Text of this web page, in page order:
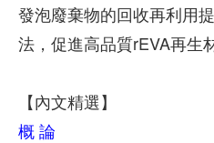
發泡廢棄物的回收再利用
法，促進高品質rEVA再生
【內文精選】
概 論